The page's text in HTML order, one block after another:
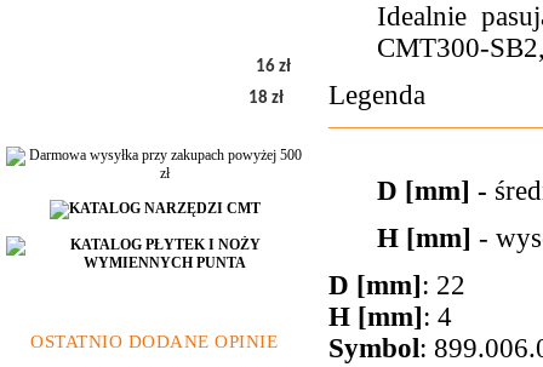
16 zł
18 zł
OSTATNIO DODANE OPINIE
Idealnie
CMT300-
Legenda
D [mm] -
H [mm] -
D [mm]: 22
H [mm]: 4
Symbol: